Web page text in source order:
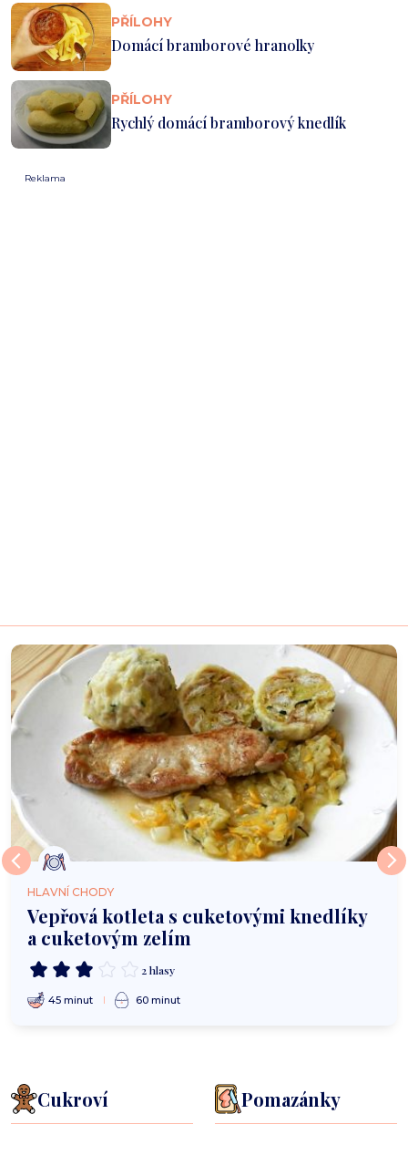
PŘÍLOHY
Domácí bramborové hranolky
PŘÍLOHY
Rychlý domácí bramborový knedlík
Reklama
HLAVNÍ CHODY
Vepřová kotleta s cuketovými knedlíky
a cuketovým zelím
2 hlasy
45 minut 60 minut
Cukroví Pomazánky